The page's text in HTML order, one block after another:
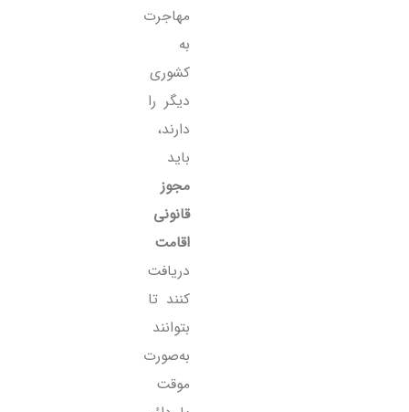
مهاجرت
به
کشوری
دیگر را
دارند،
باید
مجوز
قانونی
اقامت
دریافت
کنند تا
بتوانند
به‌صورت
موقت